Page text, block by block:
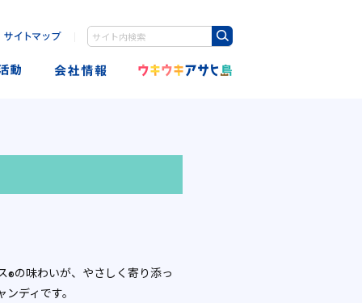
検索キーワード入力
®の味わいが、やさしく寄り添っ
ディです。